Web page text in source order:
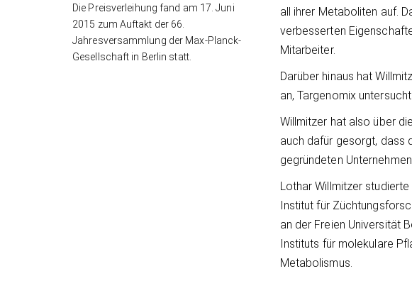
all ihrer Metaboliten auf.
verbesserten
Mitarbeiter.
Darüber hinaus hat
an, Targenomix
Willmitzer hat also über
auch dafür gesorgt, dass
gegründeten
Lothar Willmitzer
Institut für
an der Freien Universität
Instituts für molekulare
Metabolismus.
Die Preisverleihung fand am 17. Juni
2015 zum Auftakt der 66.
Jahresversammlung der Max-Planck-
Gesellschaft in Berlin statt.